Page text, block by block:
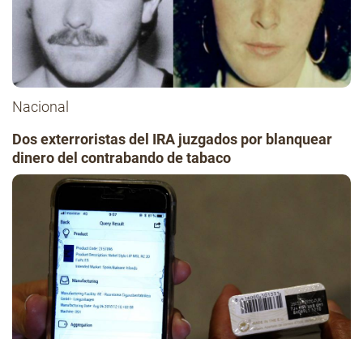
Nacional
Dos exterroristas del IRA juzgados por blanquear
dinero del contrabando de tabaco